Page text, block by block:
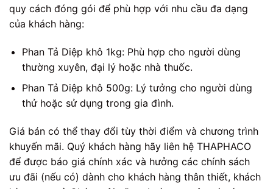
quy cách đóng gói để phù hợp với nhu cầu đa dạng
của khách hàng:
Phan Tả Diệp khô 1kg: Phù hợp cho người dùng
thường xuyên, đại lý hoặc nhà thuốc.
Phan Tả Diệp khô 500g: Lý tưởng cho người dùng
thử hoặc sử dụng trong gia đình.
Giá bán có thể thay đổi tùy thời điểm và chương trình
khuyến mãi. Quý khách hàng hãy liên hệ THAPHACO
để được báo giá chính xác và hưởng các chính sách
ưu đãi (nếu có) dành cho khách hàng thân thiết, khách